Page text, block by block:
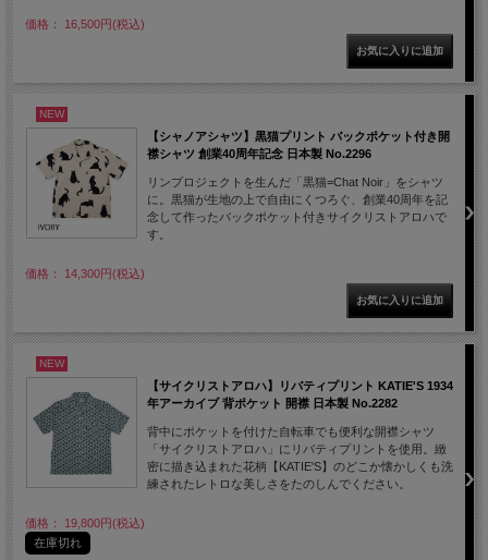
価格： 16,500円(税込)
NEW
【シャノアシャツ】黒猫プリント バックポケット付き開
襟シャツ 創業40周年記念 日本製 No.2296
リンプロジェクトを生んだ「黒猫=Chat Noir」をシャツ
に。黒猫が生地の上で自由にくつろぐ、創業40周年を記
念して作ったバックポケット付きサイクリストアロハで
す。
価格： 14,300円(税込)
NEW
【サイクリストアロハ】リバティプリント KATIE'S 1934
年アーカイブ 背ポケット 開襟 日本製 No.2282
背中にポケットを付けた自転車でも便利な開襟シャツ
「サイクリストアロハ」にリバティプリントを使用。緻
密に描き込まれた花柄【KATIE'S】のどこか懐かしくも洗
練されたレトロな美しさをたのしんでください。
価格： 19,800円(税込)
在庫切れ